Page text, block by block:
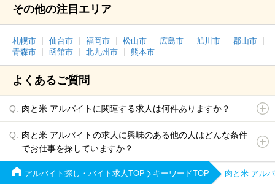
その他の注目エリア
札幌市 仙台市 福岡市 松山市 広島市 旭川市
郡山市
青森市
函館市 北九州市 熊本市
よくあるご質問
肉と米 アルバイトに関連する求人は何件ありますか？
肉と米 アルバイトの求人に興味のある他の人はどんな条件
でお仕事を探していますか？
アルバイト探し・バイト求人TOP キーワードTOP 肉と米 アル